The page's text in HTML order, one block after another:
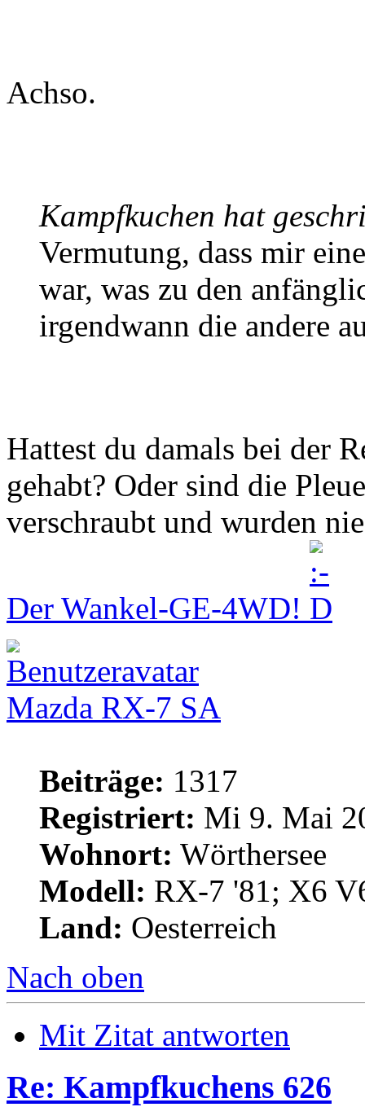
Achso.
Kampfkuchen hat
Vermutung, dass mir
war, was zu den
irgendwann die andere
Hattest du damals bei der
gehabt? Oder sind die
verschraubt und wurden
Der Wankel-GE-4WD!
Mazda RX-7 SA
Beiträge: 1317
Registriert: Mi 9. Mai
Wohnort: Wörthersee
Modell: RX-7 '81; X6
Land: Oesterreich
Nach oben
Mit Zitat antworten
Re: Kampfkuchens 626